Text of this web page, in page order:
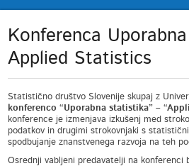
Konferenca
Applied Statistics
Statistično društvo Slovenije skupaj z
konferenco “Uporabna statistika” –
konference je izmenjava izkušenj med
podatkov in drugimi strokovnjaki s
spodbujanje znanstvenega razvoja na teh
Osrednji vabljeni predavatelji na konferenci